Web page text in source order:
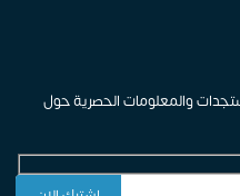
والمعلومات الحصرية حول